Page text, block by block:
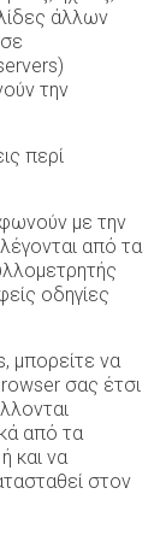
άλλων
την
περί
με την
από τα
οδηγίες
μπορείτε να
σας έτσι
από τα
και να
στον